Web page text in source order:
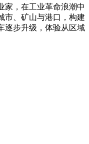
家，在工业革命浪潮中
市、矿山与港口，构建
逐步升级，体验从区域